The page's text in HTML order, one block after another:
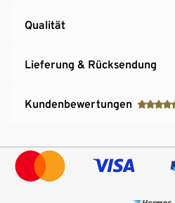
Qualität
Lieferung & Rücksendung
Kundenbewertungen